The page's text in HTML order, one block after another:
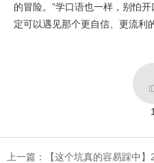
的冒险。”学口语也一样，别怕
定可以遇见那个更自信、更流利
1
上一篇：【这个坑真的容易踩中